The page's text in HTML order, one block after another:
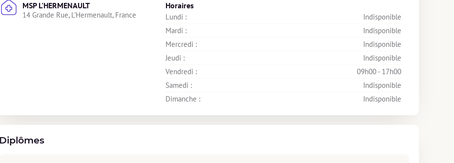
MSP L'HERMENAULT
14 Grande Rue, L'Hermenault, France
Horaires
Lundi :
Indisponible
Mardi :
Indisponible
Mercredi :
Indisponible
Jeudi :
Indisponible
Vendredi :
09h00 - 17h00
Samedi :
Indisponible
Dimanche :
Indisponible
Diplômes